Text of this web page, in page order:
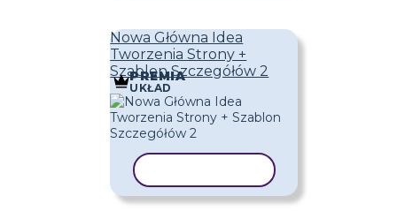
Nowa Główna Idea
Tworzenia Strony +
Szablon Szczegółów 2
PREMIA
UKŁAD